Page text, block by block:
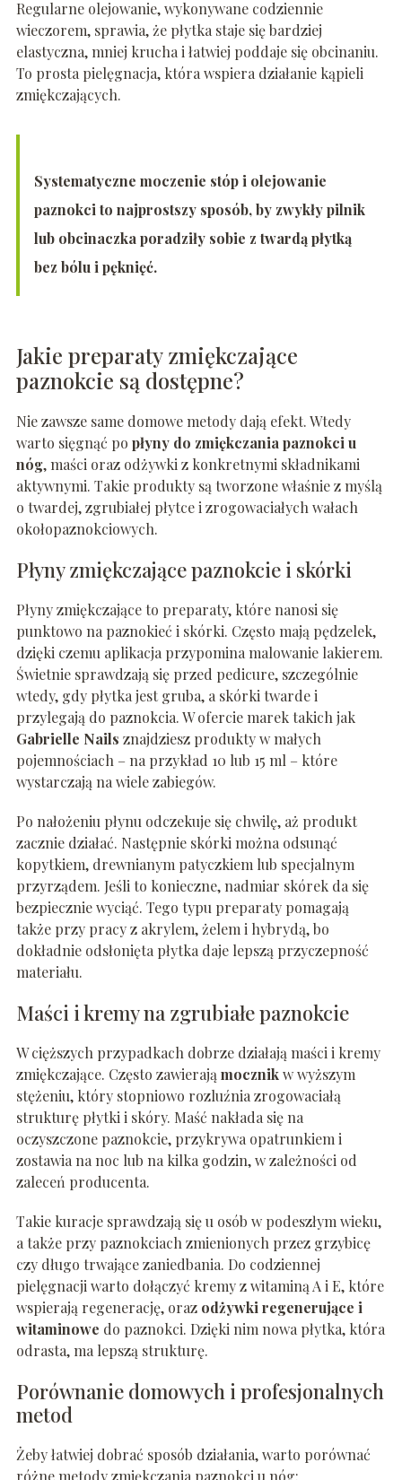
Regularne olejowanie, wykonywane codziennie
wieczorem, sprawia, że płytka staje się bardziej
elastyczna, mniej krucha i łatwiej poddaje się obcinaniu.
To prosta pielęgnacja, która wspiera działanie kąpieli
zmiękczających.
Systematyczne moczenie stóp i olejowanie
paznokci to najprostszy sposób, by zwykły pilnik
lub obcinaczka poradziły sobie z twardą płytką
bez bólu i pęknięć.
Jakie preparaty zmiękczające
paznokcie są dostępne?
Nie zawsze same domowe metody dają efekt. Wtedy
warto sięgnąć po płyny do zmiękczania paznokci u
nóg, maści oraz odżywki z konkretnymi składnikami
aktywnymi. Takie produkty są tworzone właśnie z myślą
o twardej, zgrubiałej płytce i zrogowaciałych wałach
okołopaznokciowych.
Płyny zmiękczające paznokcie i skórki
Płyny zmiękczające to preparaty, które nanosi się
punktowo na paznokieć i skórki. Często mają pędzelek,
dzięki czemu aplikacja przypomina malowanie lakierem.
Świetnie sprawdzają się przed pedicure, szczególnie
wtedy, gdy płytka jest gruba, a skórki twarde i
przylegają do paznokcia. W ofercie marek takich jak
Gabrielle Nails znajdziesz produkty w małych
pojemnościach – na przykład 10 lub 15 ml – które
wystarczają na wiele zabiegów.
Po nałożeniu płynu odczekuje się chwilę, aż produkt
zacznie działać. Następnie skórki można odsunąć
kopytkiem, drewnianym patyczkiem lub specjalnym
przyrządem. Jeśli to konieczne, nadmiar skórek da się
bezpiecznie wyciąć. Tego typu preparaty pomagają
także przy pracy z akrylem, żelem i hybrydą, bo
dokładnie odsłonięta płytka daje lepszą przyczepność
materiału.
Maści i kremy na zgrubiałe paznokcie
W cięższych przypadkach dobrze działają maści i kremy
zmiękczające. Często zawierająmocznikw wyższym
stężeniu, który stopniowo rozluźnia zrogowaciałą
strukturę płytki i skóry. Maść nakłada się na
oczyszczone paznokcie, przykrywa opatrunkiem i
zostawia na noc lub na kilka godzin, w zależności od
zaleceń producenta.
Takie kuracje sprawdzają się u osób w podeszłym wieku,
a także przy paznokciach zmienionych przez grzybicę
czy długo trwające zaniedbania. Do codziennej
pielęgnacji warto dołączyć kremy z witaminą A i E, które
wspierają regenerację, oraz odżywki regenerujące i
witaminowe do paznokci. Dzięki nim nowa płytka, która
odrasta, ma lepszą strukturę.
Porównanie domowych i profesjonalnych
metod
Żeby łatwiej dobrać sposób działania, warto porównać